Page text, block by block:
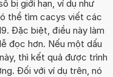
bị giới hạn, ví dụ như
thể tìm cacys viết các
Đặc biệt, điều này làm
đọc hơn. Nếu một dấu
thì kết quả được trình
Đối với ví dụ trên, nó